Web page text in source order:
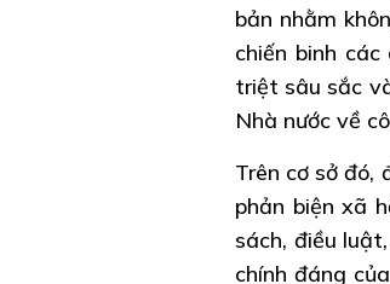
bản nhằm
chiến binh
triệt sâu sắc
Nhà nước về
Trên cơ sở đó,
phản biện xã
sách, điều
chính đáng